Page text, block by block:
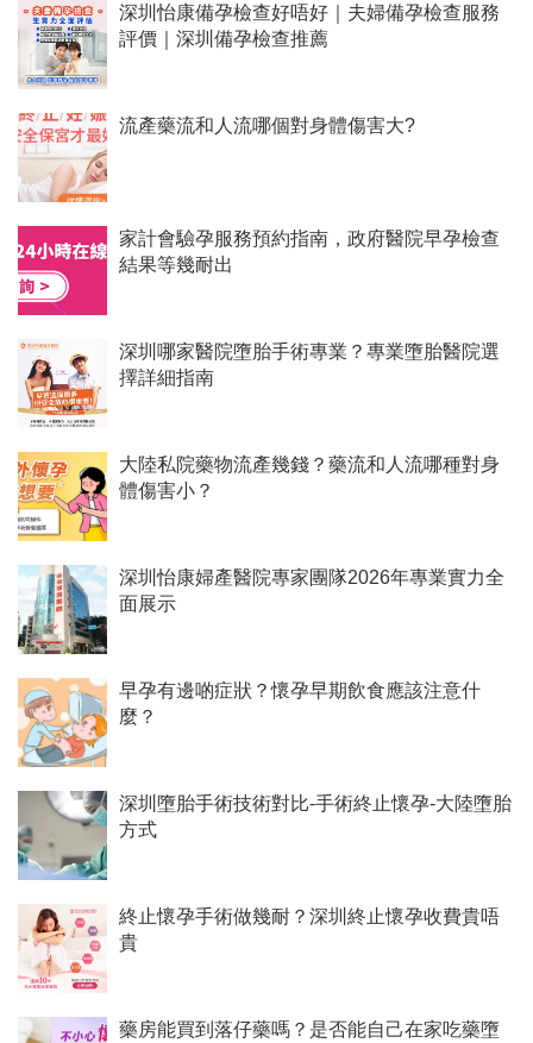
深圳怡康備孕檢查好唔好｜夫婦備孕檢查服務
評價｜深圳備孕檢查推薦
流產藥流和人流哪個對身體傷害大?
家計會驗孕服務預約指南，政府醫院早孕檢查
結果等幾耐出
深圳哪家醫院墮胎手術專業？專業墮胎醫院選
擇詳細指南
大陸私院藥物流產幾錢？藥流和人流哪種對身
體傷害小？
深圳怡康婦產醫院專家團隊2026年專業實力全
面展示
早孕有邊啲症狀？懷孕早期飲食應該注意什
麼？
深圳墮胎手術技術對比-手術終止懷孕-大陸墮胎
方式
終止懷孕手術做幾耐？深圳終止懷孕收費貴唔
貴
藥房能買到落仔藥嗎？是否能自己在家吃藥墮